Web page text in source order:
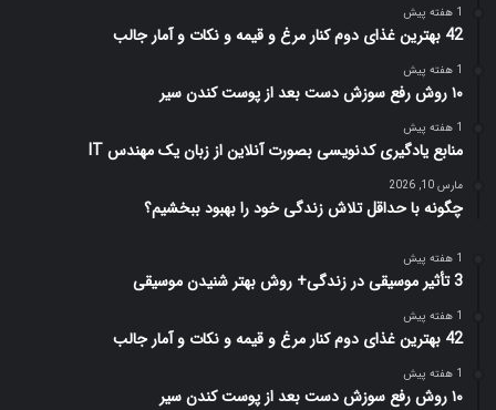
1 هفته پیش
42 بهترین غذای دوم کنار مرغ و قیمه و نکات و آمار جالب
1 هفته پیش
۱۰ روش رفع سوزش دست بعد از پوست کندن سیر
1 هفته پیش
منابع یادگیری کدنویسی بصورت آنلاین از زبان یک مهندس IT
مارس 10, 2026
چگونه با حداقل تلاش زندگی خود را بهبود ببخشیم؟
1 هفته پیش
3 تأثیر موسیقی در زندگی+ روش بهتر شنیدن موسیقی
1 هفته پیش
42 بهترین غذای دوم کنار مرغ و قیمه و نکات و آمار جالب
1 هفته پیش
۱۰ روش رفع سوزش دست بعد از پوست کندن سیر